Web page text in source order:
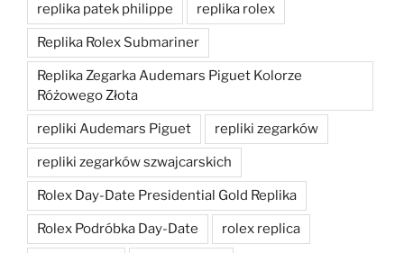
replika patek philippe replika rolex
Replika Rolex Submariner
Replika Zegarka Audemars Piguet Kolorze
Różowego Złota
repliki Audemars Piguet repliki zegarków
repliki zegarków szwajcarskich
Rolex Day-Date Presidential Gold Replika
Rolex Podróbka Day-Date rolex replica